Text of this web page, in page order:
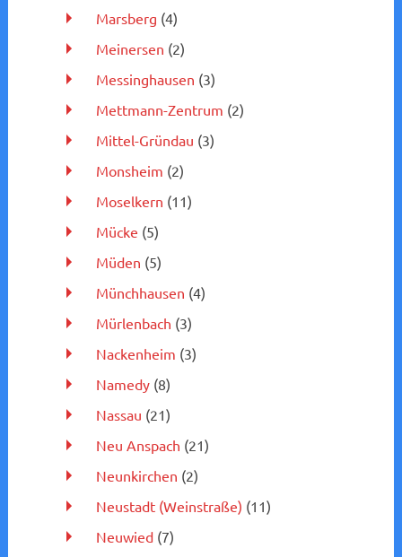
Marsberg (4)
Meinersen (2)
Messinghausen (3)
Mettmann-Zentrum (2)
Mittel-Gründau (3)
Monsheim (2)
Moselkern (11)
Mücke (5)
Müden (5)
Münchhausen (4)
Mürlenbach (3)
Nackenheim (3)
Namedy(8)
Nassau (21)
Neu Anspach (21)
Neunkirchen (2)
Neustadt (Weinstraße) (11)
Neuwied(7)